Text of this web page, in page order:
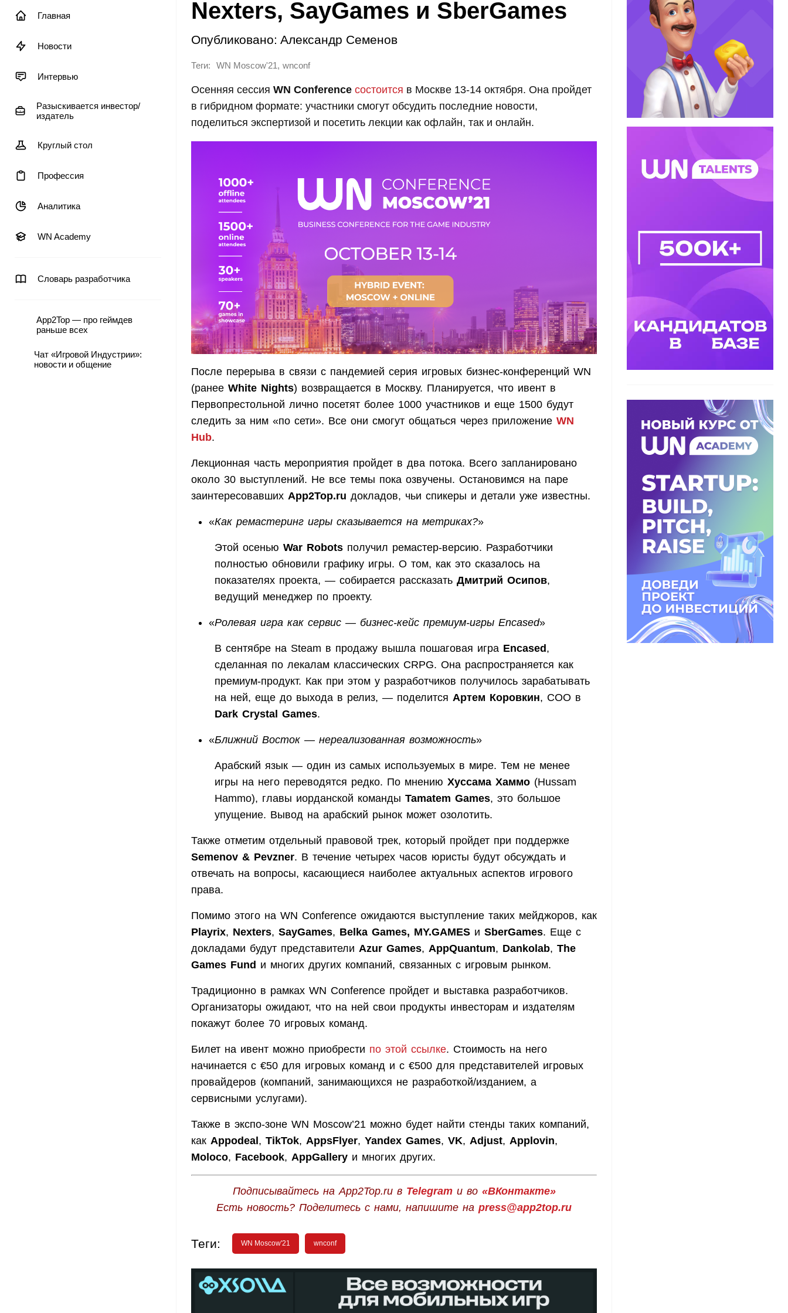
Главная
Новости
Интервью
Разыскивается инвестор/
издатель
Круглый стол
Профессия
Аналитика
WN Academy
Словарь разработчика
App2Top — про геймдев
раньше всех
Чат «Игровой Индустрии»:
новости и общение
Nexters, SayGames и SberGames
Опубликовано: Александр Семенов
Теги: WN Moscow'21 , wnconf
Осенняя сессия WN Conference состоится в Москве 13-14 октября. Она пройдет
в гибридном формате: участники смогут обсудить последние новости,
поделиться экспертизой и посетить лекции как офлайн, так и онлайн.
После перерыва в связи с пандемией серия игровых бизнес-конференций WN
(ранее White Nights) возвращается в Москву. Планируется, что ивент в
Первопрестольной лично посетят более 1000 участников и еще 1500 будут
следить за ним «по сети». Все они смогут общаться через приложение WN
Hub.
Лекционная часть мероприятия пройдет в два потока. Всего запланировано
около 30 выступлений. Не все темы пока озвучены. Остановимся на паре
заинтересовавших App2Top.ru докладов, чьи спикеры и детали уже известны.
«Как ремастеринг игры сказывается на метриках?»
Этой осенью War Robots получил ремастер-версию. Разработчики
полностью обновили графику игры. О том, как это сказалось на
показателях проекта, — собирается рассказать Дмитрий Осипов,
ведущий менеджер по проекту.
«Ролевая игра как сервис — бизнес-кейс премиум-игры Encased»
В сентябре на Steam в продажу вышла пошаговая игра Encased ,
сделанная по лекалам классических CRPG. Она распространяется как
премиум-продукт. Как при этом у разработчиков получилось зарабатывать
на ней, еще до выхода в релиз, — поделится Артем Коровкин, COO в
Dark Crystal Games.
«Ближний Восток — нереализованная возможность»
Арабский язык — один из самых используемых в мире. Тем не менее
игры на него переводятся редко. По мнению Хуссама Хаммо (Hussam
Hammo), главы иорданской команды Tamatem Games, это большое
упущение. Вывод на арабский рынок может озолотить.
Также отметим отдельный правовой трек, который пройдет при поддержке
Semenov & Pevzner. В течение четырех часов юристы будут обсуждать и
отвечать на вопросы, касающиеся наиболее актуальных аспектов игрового
права.
Помимо этого на WN Conference ожидаются выступление таких мейджоров, как
Playrix, Nexters, SayGames, Belka Games, MY.GAMES и SberGames. Еще с
докладами будут представители Azur Games, AppQuantum, Dankolab, The
Games Fund и многих других компаний, связанных с игровым рынком.
Традиционно в рамках WN Conference пройдет и выставка разработчиков.
Организаторы ожидают, что на ней свои продукты инвесторам и издателям
покажут более 70 игровых команд.
Билет на ивент можно приобрести по этой ссылке. Стоимость на него
начинается с €50 для игровых команд и с €500 для представителей игровых
провайдеров (компаний, занимающихся не разработкой/изданием, а
сервисными услугами).
Также в экспо-зоне WN Moscow’21 можно будет найти стенды таких компаний,
как Appodeal , TikTok, AppsFlyer, Yandex Games, VK, Adjust, Applovin,
Moloco, Facebook, AppGallery и многих других.
Подписывайтесь на App2Top.ru в Telegramи во «ВКонтакте»
Есть новость? Поделитесь с нами, напишите на press@app2top.ru
Теги: WN Moscow'21 wnconf